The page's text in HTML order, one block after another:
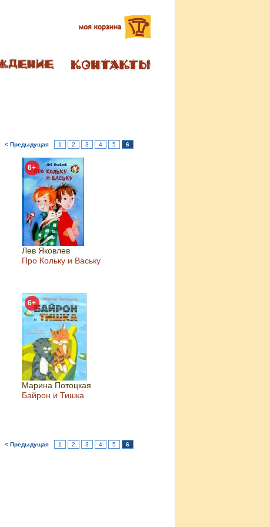
< Предыдущая 1 2 3 4 5 6
6+
Лев Яковлев
Про Кольку и Ваську
6+
Марина Потоцкая
Байрон и Тишка
< Предыдущая 1 2 3 4 5 6